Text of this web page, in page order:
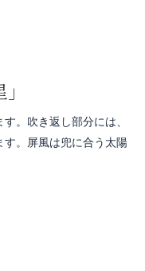
。吹き返し部分には、
す。屏風は兜に合う太陽